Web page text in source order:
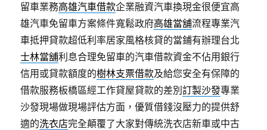
留車業務高雄汽車借款企業融資汽車換現金很便宜高
雄汽車免留車方案條件寬鬆政府高雄當舖流程專業汽
車抵押貸款超低利率居家風格核貸的當鋪有辦理台北
士林當舖利息合理免留車的汽車借款資金不佔用銀行
信用或貸款額度的樹林支票借款及給您安全有保障的
借款服務板橋區經工作貸屋貸款的差別訂製沙發專業
沙發現場做現場評估方面，優質借錢沒壓力的提供舒
適的洗衣店完全顛覆了大家對傳統洗衣店新車或中古